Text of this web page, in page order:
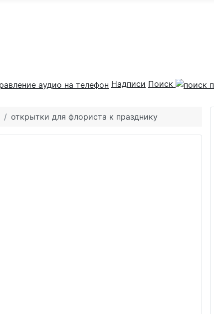
Надписи Поиск
открытки для флориста к празднику